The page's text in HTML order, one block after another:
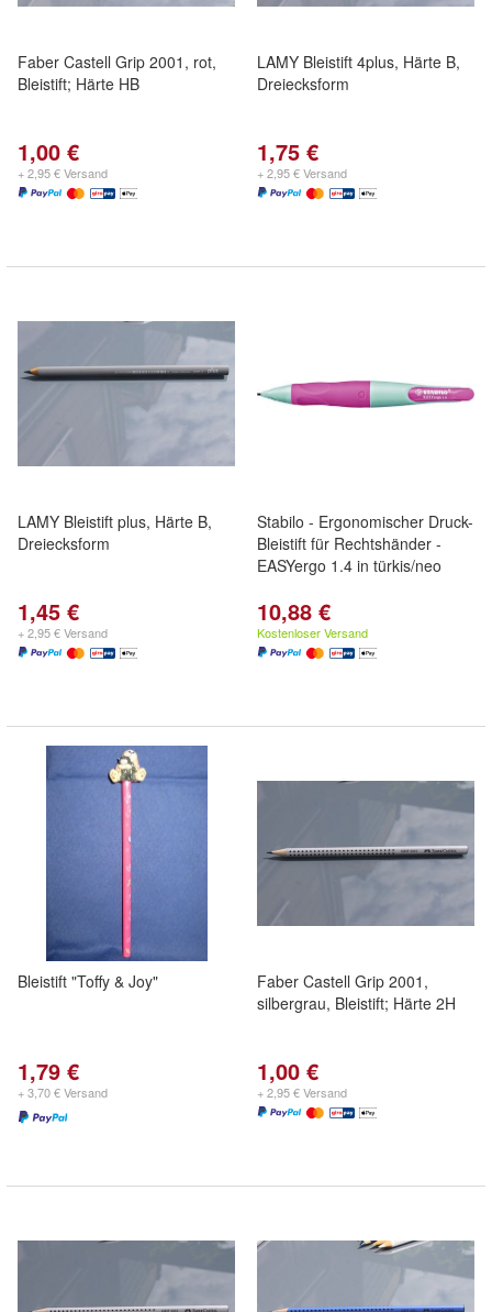
Faber Castell Grip 2001, rot,
Bleistift; Härte HB
1,00 €
+ 2,95 € Versand
LAMY Bleistift 4plus, Härte B,
Dreiecksform
1,75 €
+ 2,95 € Versand
LAMY Bleistift plus, Härte B,
Dreiecksform
1,45 €
+ 2,95 € Versand
Stabilo - Ergonomischer Druck-
Bleistift für Rechtshänder -
EASYergo 1.4 in türkis/neo
10,88 €
Kostenloser Versand
Bleistift "Toffy & Joy"
1,79 €
+ 3,70 € Versand
Faber Castell Grip 2001,
silbergrau, Bleistift; Härte 2H
1,00 €
+ 2,95 € Versand